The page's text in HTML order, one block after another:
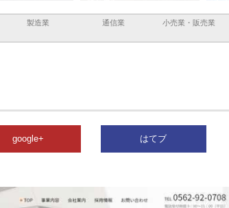
製造業 通信業 小売業・販売業
google+ はてブ